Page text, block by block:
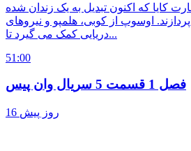
کایا که اکنون تبدیل به یک زندان شده
اوسوپ از کوبی، هلمپو و نیروهای
دریایی کمک می گیرد تا...
51:00
فصل 1 قسمت 5 سریال وان پیس
16 روز پیش